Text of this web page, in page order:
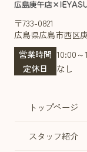
〒733-0821
広島県広島市西区
営業時間 10:00～
定休日
なし
トップページ
スタッフ紹介